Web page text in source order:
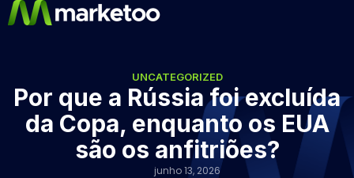
UNCATEGORIZED
Por que a Rússia foi excluída
da Copa, enquanto os EUA
são os anfitriões?
junho 13, 2026